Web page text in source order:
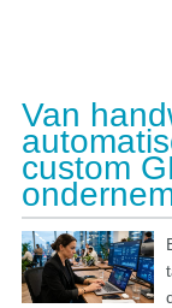
Van
custom